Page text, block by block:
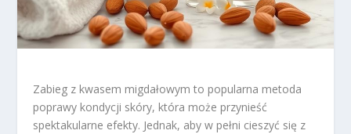
Zabieg z kwasem migdałowym to popularna metoda
poprawy kondycji skóry, która może przynieść
spektakularne efekty. Jednak, aby w pełni cieszyć się z